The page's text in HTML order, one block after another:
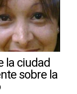
la ciudad
sobre la